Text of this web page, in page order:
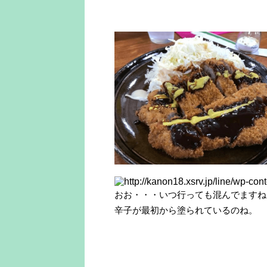
おお・・・いつ行っても混んでます
辛子が最初から塗られているのね。